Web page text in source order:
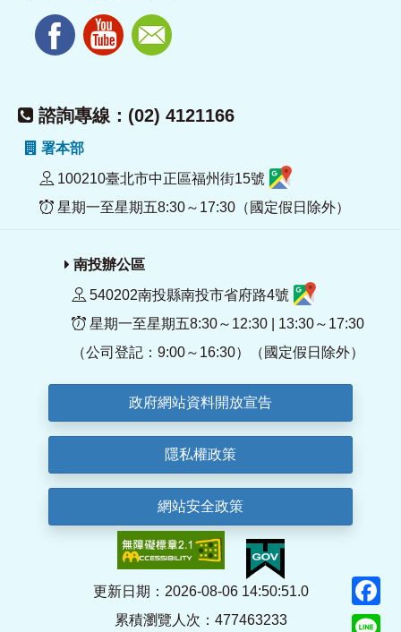
諮詢專線：(02) 4121166
署本部
100210臺北市中正區福州街15號
星期一至星期五8:30～17:30（國定假日除外）
南投辦公區
540202南投縣南投市省府路4號
星期一至星期五8:30～12:30 | 13:30～17:30
（公司登記：9:00～16:30）（國定假日除外）
政府網站資料開放宣告
隱私權政策
網站安全政策
更新日期：2026-08-06 14:50:51.0
累積瀏覽人次：477463233